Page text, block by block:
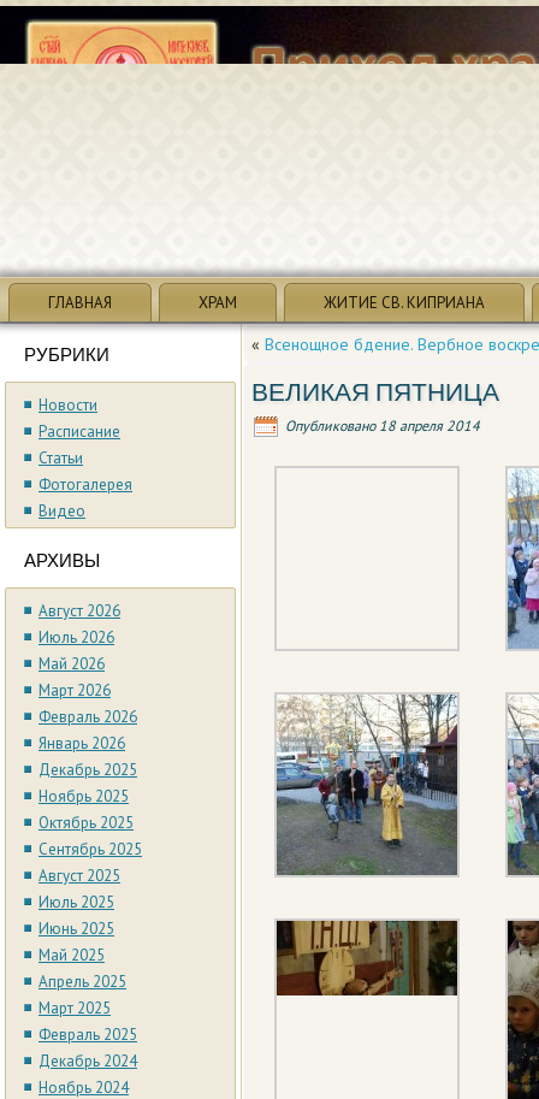
ГЛАВНАЯ ХРАМ ЖИТИЕ СВ. КИПРИАНА
РУБРИКИ
Новости
Расписание
Статьи
Фотогалерея
Видео
АРХИВЫ
Август 2026
Июль 2026
Май 2026
Март 2026
Февраль 2026
Январь 2026
Декабрь 2025
Ноябрь 2025
Октябрь 2025
Сентябрь 2025
Август 2025
Июль 2025
Июнь 2025
Май 2025
Апрель 2025
Март 2025
Февраль 2025
Декабрь 2024
Ноябрь 2024
« Всенощное бдение. Вербное
ВЕЛИКАЯ ПЯТНИЦА
Опубликовано 18 апреля 2014